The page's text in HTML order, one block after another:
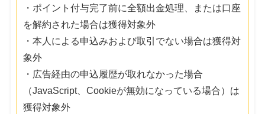
・ポイント付与完了前に全額出金処理、または口座
を解約された場合は獲得対象外
・本人による申込みおよび取引でない場合は獲得対
象外
・広告経由の申込履歴が取れなかった場合
（JavaScript、Cookieが無効になっている場合）は
獲得対象外